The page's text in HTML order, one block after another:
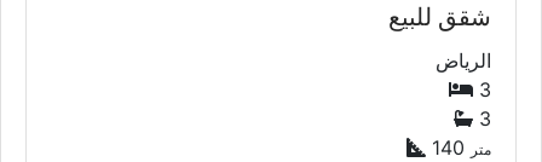
شقق للبيع
الرياض
3
3
140
متر